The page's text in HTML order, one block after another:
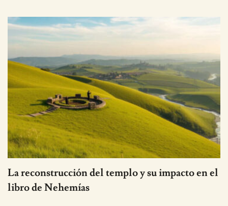
La reconstrucción del templo y su impacto en el
libro de Nehemías